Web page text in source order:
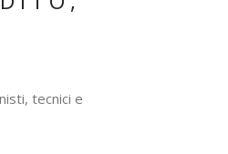
tecnici e